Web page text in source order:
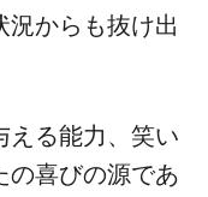
況からも抜け出
える能力、笑い
の喜びの源であ